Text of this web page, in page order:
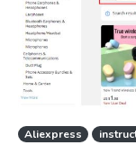
Aliexpress